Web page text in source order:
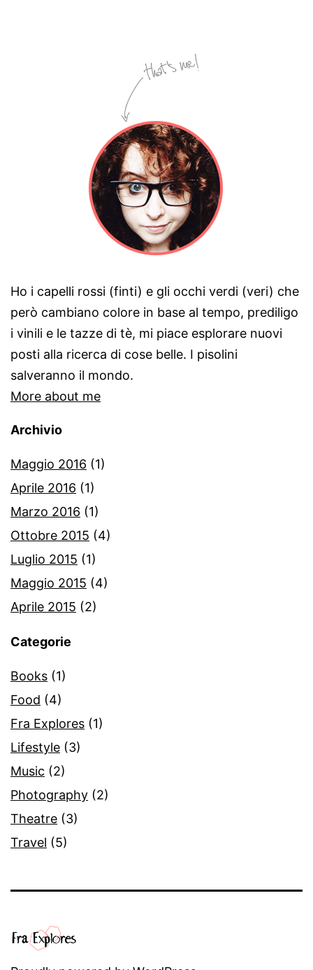
Ho i capelli rossi (finti) e gli occhi verdi (veri) che
però cambiano colore in base al tempo, prediligo
i vinili e le tazze di tè, mi piace esplorare nuovi
posti alla ricerca di cose belle. I pisolini
salveranno il mondo.
More about me
Archivio
Maggio 2016 (1)
Aprile 2016 (1)
Marzo 2016 (1)
Ottobre 2015 (4)
Luglio 2015 (1)
Maggio 2015 (4)
Aprile 2015 (2)
Categorie
Books (1)
Food (4)
Fra Explores (1)
Lifestyle (3)
Music (2)
Photography (2)
Theatre (3)
Travel (5)